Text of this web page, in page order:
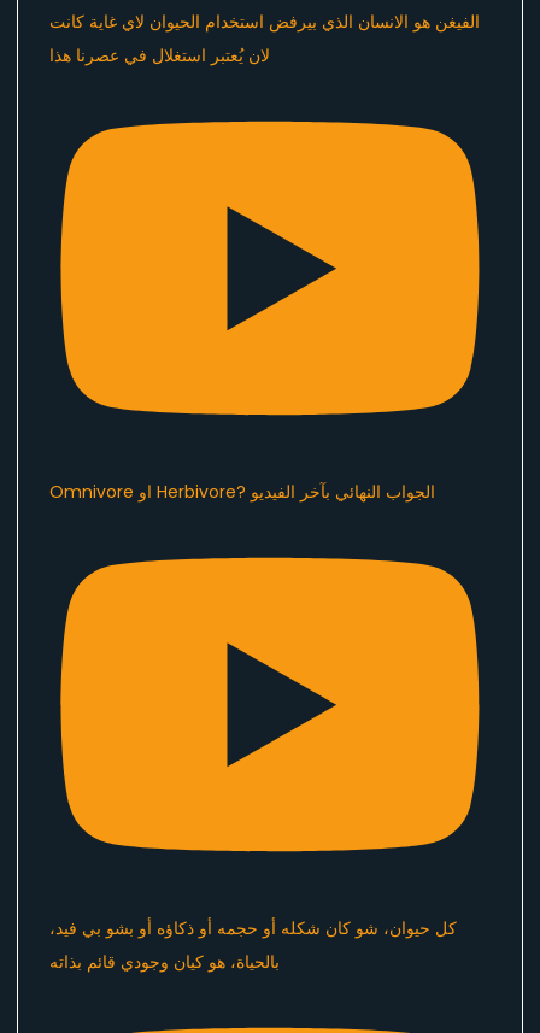
الفيغن هو الانسان الذي بيرفض استخدام الحيوان لاي غاية كانت
Omnivore او Herbivore? الجواب النهائي بآخر الفيديو
كل حيوان، شو كان شكله أو حجمه أو ذكاؤه أو بشو بي فيد،
بالحياة، هو كيان وجودي قائم بذاته